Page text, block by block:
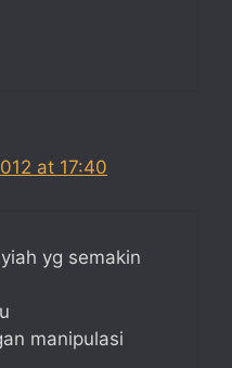
at 17:40
yg semakin
manipulasi